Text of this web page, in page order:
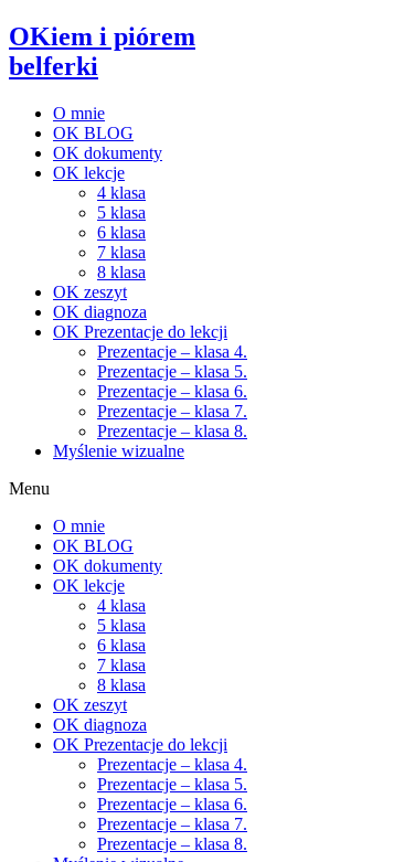
OKiem i piórem
belferki
O mnie
OK BLOG
OK dokumenty
OK lekcje
4 klasa
5 klasa
6 klasa
7 klasa
8 klasa
OK zeszyt
OK diagnoza
OK Prezentacje do lekcji
Prezentacje – klasa 4.
Prezentacje – klasa 5.
Prezentacje – klasa 6.
Prezentacje – klasa 7.
Prezentacje – klasa 8.
Myślenie wizualne
Menu
O mnie
OK BLOG
OK dokumenty
OK lekcje
4 klasa
5 klasa
6 klasa
7 klasa
8 klasa
OK zeszyt
OK diagnoza
OK Prezentacje do lekcji
Prezentacje – klasa 4.
Prezentacje – klasa 5.
Prezentacje – klasa 6.
Prezentacje – klasa 7.
Prezentacje – klasa 8.